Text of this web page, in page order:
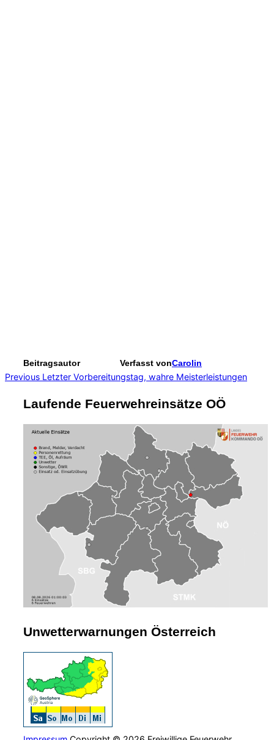
Beitragsautor Verfasst vonCarolin
Beitragsnavigation
Previous
Previous Letzter Vorbereitungstag, wahre Meisterleistungen
Laufende Feuerwehreinsätze OÖ
Unwetterwarnungen Österreich